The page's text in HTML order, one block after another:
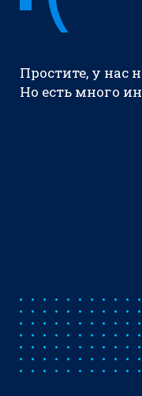
Простите, у нас
Но есть много